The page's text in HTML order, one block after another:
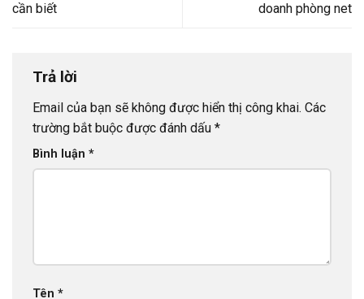
cần biết
doanh phòng net
Trả lời
Email của bạn sẽ không được hiển thị công khai. Các
trường bắt buộc được đánh dấu *
Bình luận *
Tên *